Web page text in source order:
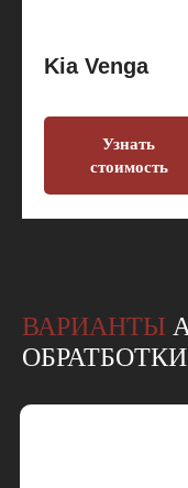
Kia Venga
Узнать
стоимость
ВАРИАНТЫ
ОБРАТБОТКИ